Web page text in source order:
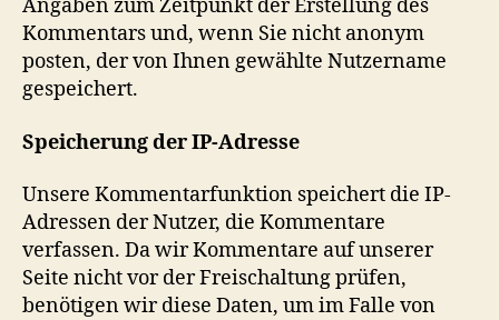
Angaben zum Zeitpunkt der Erstellung des
Kommentars und, wenn Sie nicht anonym
posten, der von Ihnen gewählte Nutzername
gespeichert.
Speicherung der IP-Adresse
Unsere Kommentarfunktion speichert die IP-
Adressen der Nutzer, die Kommentare
verfassen. Da wir Kommentare auf unserer
Seite nicht vor der Freischaltung prüfen,
benötigen wir diese Daten, um im Falle von